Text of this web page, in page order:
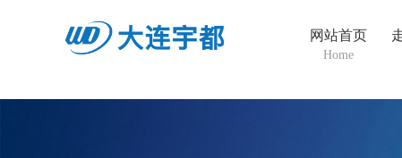
网站首页
Home